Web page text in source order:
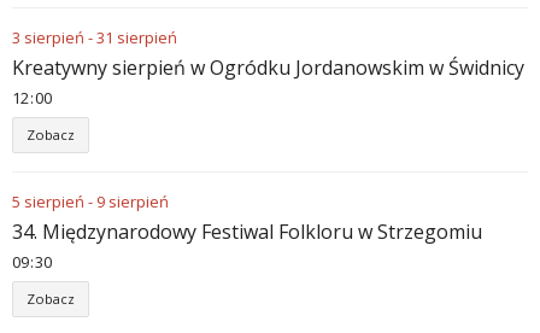
3 sierpień -31 sierpień
Kreatywny sierpień w Ogródku Jordanowskim w Świdnicy
12:00
Zobacz
5 sierpień - 9 sierpień
34. Międzynarodowy Festiwal Folkloru w Strzegomiu
09:30
Zobacz